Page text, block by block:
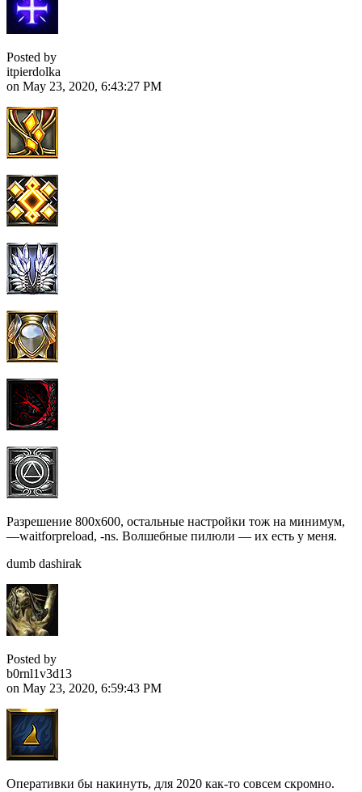
Posted by
itpierdolka
on May 23, 2020, 6:43:27 PM
Разрешение 800х600, остальные настройки тож на минимум,
—waitforpreload, -ns. Волшебные пилюли — их есть у меня.
dumb dashirak
Posted by
b0rnl1v3d13
on May 23, 2020, 6:59:43 PM
Оперативки бы накинуть, для 2020 как-то совсем скромно.